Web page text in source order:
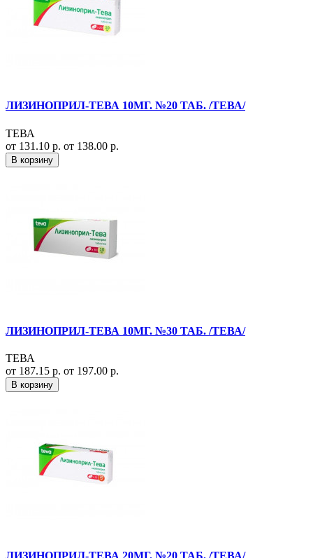
ЛИЗИНОПРИЛ-ТЕВА 10МГ. №20 ТАБ. /ТЕВА/
ТЕВА
от 131.10 р. от 138.00 р.
В корзину
ЛИЗИНОПРИЛ-ТЕВА 10МГ. №30 ТАБ. /ТЕВА/
ТЕВА
от 187.15 р. от 197.00 р.
В корзину